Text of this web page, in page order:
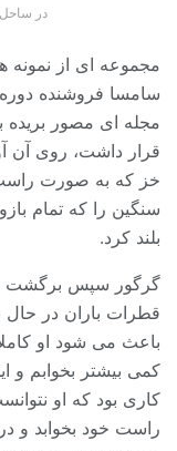
در
مجموعه ای از
سامسا فروشنده دوره
مجله ای مصور بریده
قرار داشت، روی آن
خز که به صورت
سنگین را که تمام
بلند کرد.
گرگور سپس برگشت تا
قطرات باران در
باعث می شود او
کمی بیشتر بخوابم و
کاری بود که او
راست خود بخوابد و